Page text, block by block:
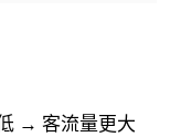
→ 客流量更大